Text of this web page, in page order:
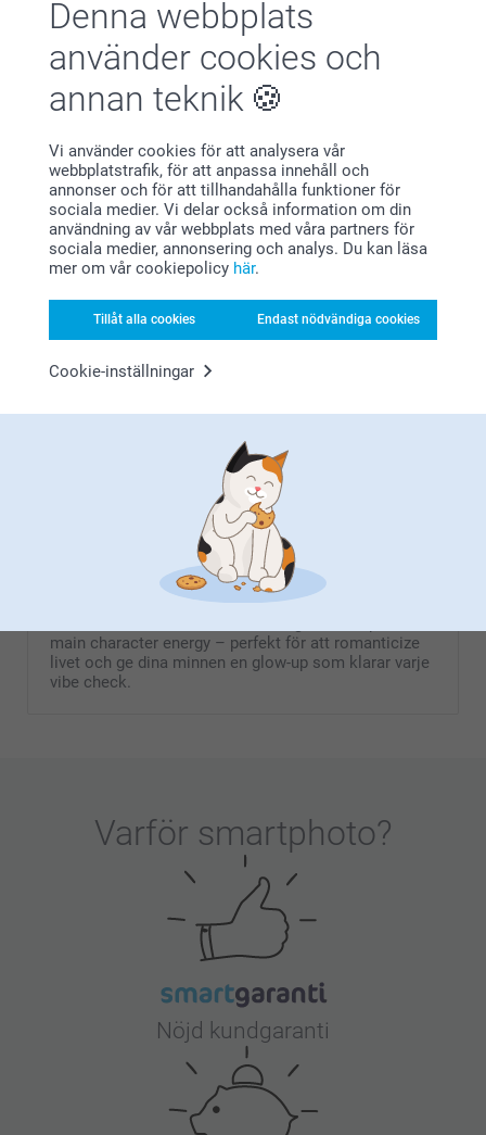
Denna webbplats
använder cookies och
annan teknik
Vi använder cookies för att analysera vår
webbplatstrafik, för att anpassa innehåll och
annonser och för att tillhandahålla funktioner för
sociala medier. Vi delar också information om din
användning av vår webbplats med våra partners för
sociala medier, annonsering och analys. Du kan läsa
mer om vår cookiepolicy här.
Tillåt alla cookies Endast nödvändiga cookies
Cookie-inställningar
Varma hälsningar
Pernilla @smartphoto
Okey skick för mobilfoton så jag är nöjd
Visa reaktioner
2025-07-24
Hej Margaretha,
Stort tack för dina ⭐️⭐️⭐️⭐️ och omdöme, kul att du är
nöjd med ditt pocketalbum!
Vi önskar dig en fin dag!
Varma hälsningar,
Kirsi @smartphoto
Visa mer
Relaterade produkter
Väggkalender
Från 159,00
Poster med foto
Från 49,00
3 varianter
179,00
(50 omdömen)
Hitta din aesthetic med deep cherry reds och vintage-
mod mönster som förvandlar dina photo dumps till
main character energy – perfekt för att romanticize
livet och ge dina minnen en glow-up som klarar varje
vibe check.
Varför smartphoto?
Nöjd kundgaranti